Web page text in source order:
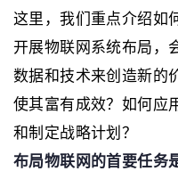
这里，我们重点介绍如
开展物联网系统布局，
数据和技术来创造新的
使其富有成效？如何应
和制定战略计划？
布局物联网的首要任务